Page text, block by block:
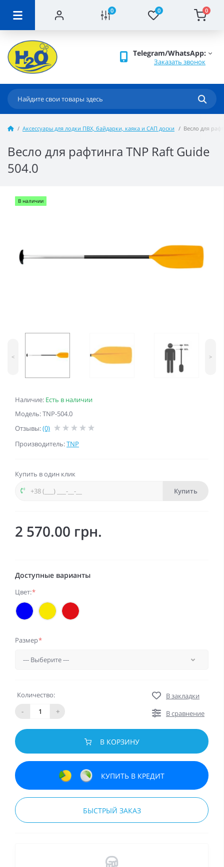
0 0 0
Telegram/WhatsApp:
Заказать звонок
Аксессуары для лодки ПВХ, байдарки, каяка и САП доски Весло для
Весло для рафтинга TNP Raft Guide
504.0
Наличие: Есть в наличии
Модель: TNP-504.0
Отзывы:(0)
Производитель:TNP
В наличии
< >
Купить в один клик
Купить
2 570.00 грн.
Доступные варианты
Цвет:*
Размер*
Количество:
-
+
В закладки
В сравнение
В КОРЗИНУ
КУПИТЬ В КРЕДИТ
БЫСТРЫЙ ЗАКАЗ